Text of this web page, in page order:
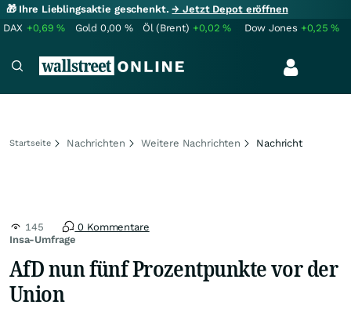
🎁 Ihre Lieblingsaktie geschenkt.→ Jetzt Depot eröffnen
DAX +0,69% Gold 0,00 % Öl (Brent) +0,02% Dow Jones +0,25%
Startseite Nachrichten Weitere Nachrichten Nachricht
Insa-Umfrage
145 0 Kommentare
AfD nun fünf Prozentpunkte vor der
Union